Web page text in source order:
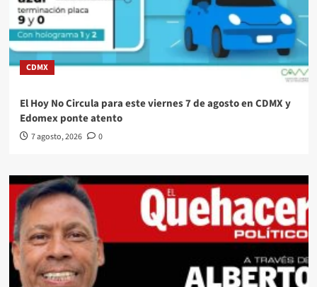
CDMX
El Hoy No Circula para este viernes 7 de agosto en CDMX y
Edomex ponte atento
7 agosto, 2026 0